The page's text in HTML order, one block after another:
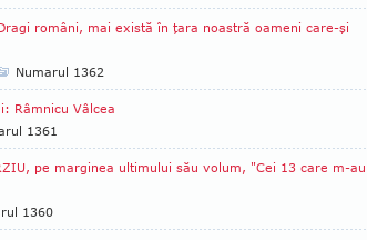
români, mai există în ţara noastră oameni care-şi
Numarul 1362
Râmnicu Vâlcea
1361
pe marginea ultimului său volum, "Cei 13 care m-au
1360